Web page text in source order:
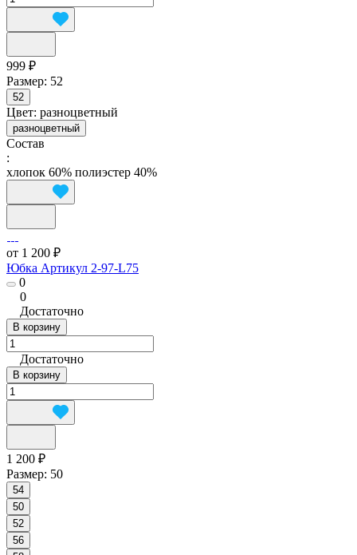
999 ₽
Размер: 52
52
Цвет: разноцветный
разноцветный
Состав
:
хлопок 60% полиэстер 40%
от 1 200 ₽
Юбка Артикул 2-97-L75
0
0
Достаточно
В корзину
Достаточно
В корзину
1 200 ₽
Размер: 50
54
50
52
56